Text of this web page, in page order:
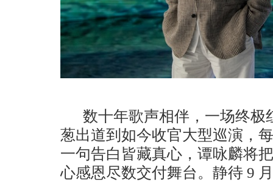
数十年歌声相伴，一场终
葱出道到如今收官大型巡演，
一句告白皆藏真心，谭咏麟将
心感恩尽数交付舞台。静待 9